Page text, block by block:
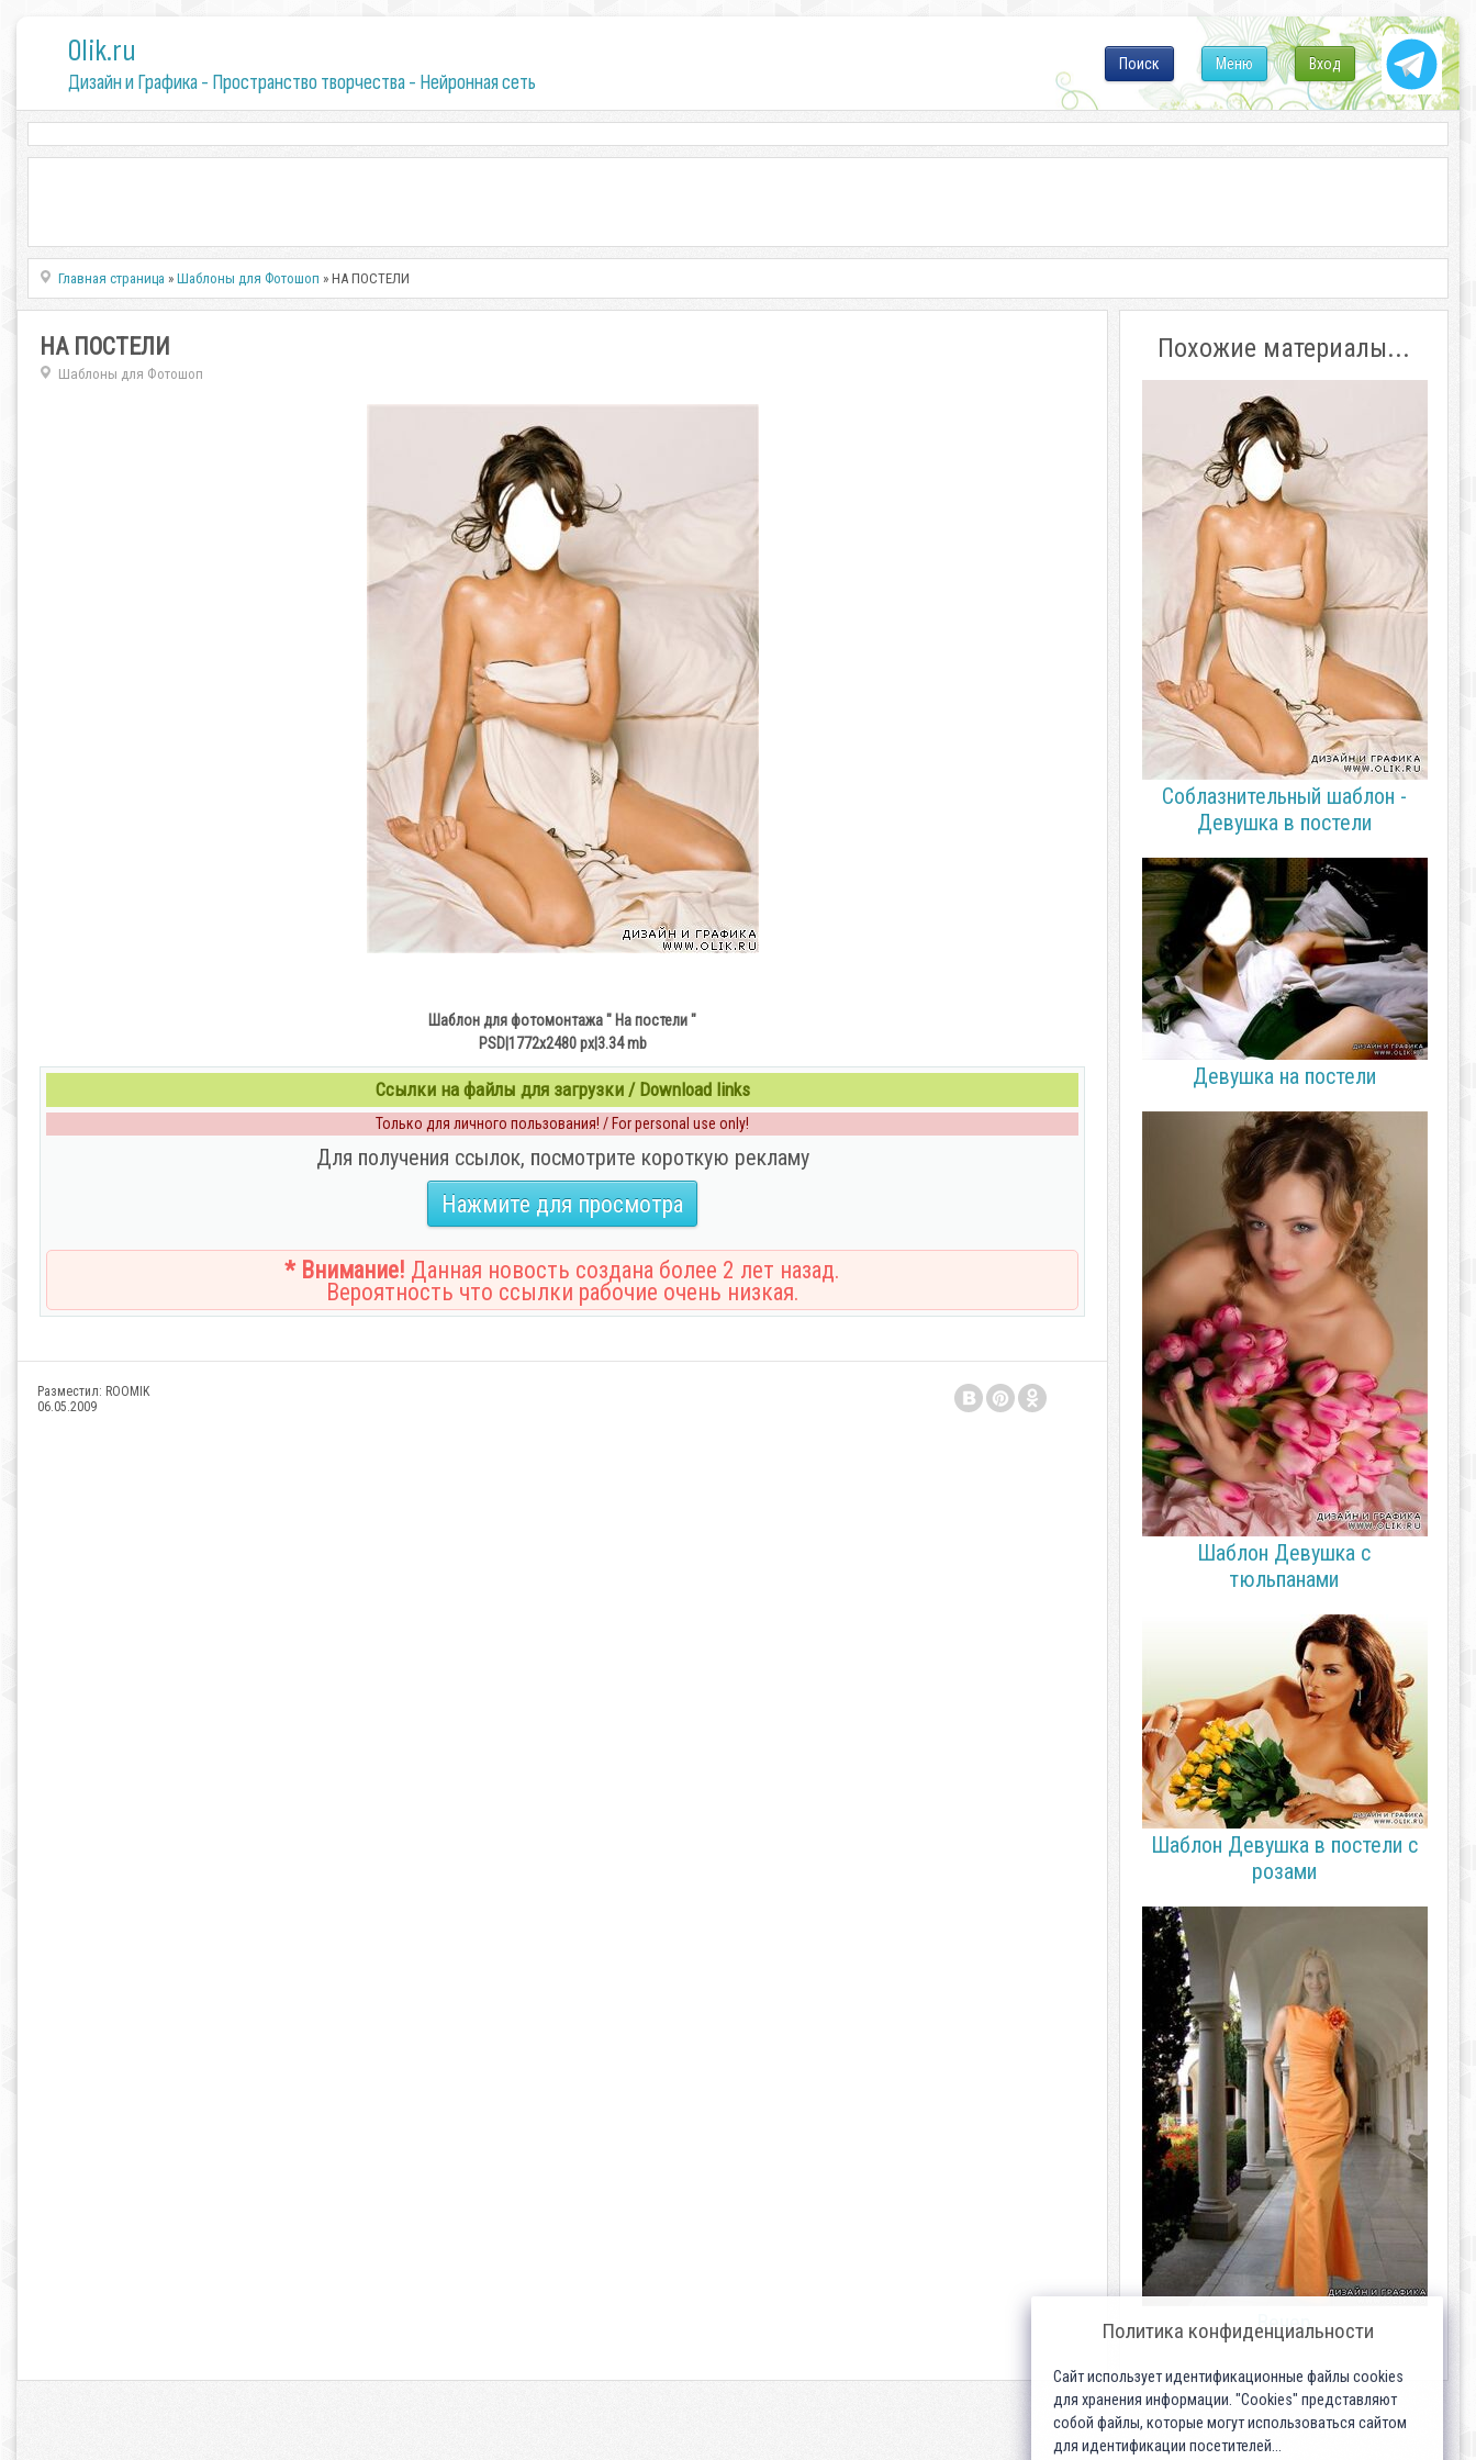
0lik.ru
Дизайн и Графика - Пространство творчества - Нейронная сеть
Вход
Меню
Поиск
Главная страница »Шаблоны для Фотошоп » НА ПОСТЕЛИ
НА ПОСТЕЛИ
Шаблоны для Фотошоп
Шаблон для фотомонтажа " На постели "
PSD|1772х2480 рх|3.34 mb
Ссылки на файлы для загрузки / Download links
Только для личного пользования! / For personal use only!
Для получения ссылок, посмотрите короткую рекламу
Нажмите для просмотра
* Внимание! Данная новость создана более 2 лет назад.
Вероятность что ссылки рабочие очень низкая.
Разместил: ROOMIK
06.05.2009
Похожие материалы...
Соблазнительный шаблон -
Девушка в постели
Девушка на постели
Шаблон Девушка с
тюльпанами
Шаблон Девушка в постели с
розами
Вечер
Политика конфиденциальности
Сайт использует идентификационные файлы cookies
для хранения информации. "Cookies" представляют
собой файлы, которые могут использоваться сайтом
для идентификации посетителей...